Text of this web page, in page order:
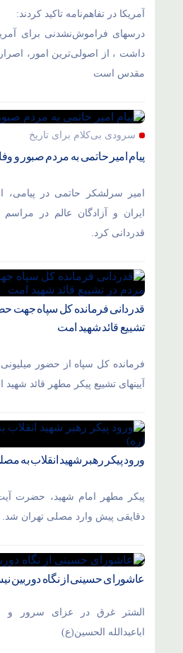
آمریکا در تفاهم‌نامه تاکید کردند:
درسهای فراموش‌نشدنی برای
داشت ، از اصولی‌ترین امور،
مقدس است
سرودی بی‌کلام برای تاریخ
پیام امیر حاتمی به مردم صبور و
امیر سرلشکر حاتمی در
ایران و آزادگان عالم در
قدردانی کرد.
قدردانی فرمانده کل سپاه جهت
تشییع قائد شهید امت
فرمانده کل سپاه از حضور
آیینهای تشییع پیکر مطهر قائد
ورود پیکر رهبر شهید انقلاب به
پیکر مطهر امام شهید،‌ حضرت
دقایقی پیش وارد مصلی تهران شد.
عاشورای حسینی از نگاه دوربین
الشتر غرق در عزای سرور و
اباعبدالله الحسین(ع)